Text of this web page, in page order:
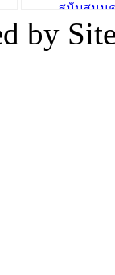
สนับสนุน
ภัยน้ำท่วม
ภาพบรร
by